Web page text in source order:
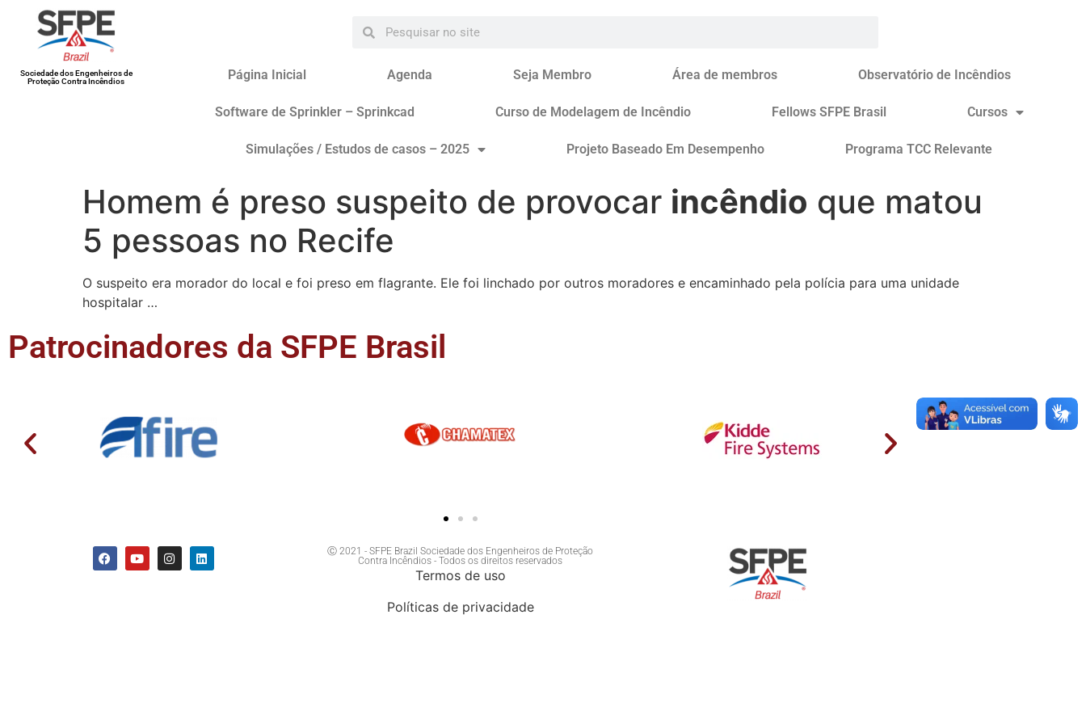
Sociedade dos Engenheiros de
Proteção Contra Incêndios
Página Inicial Agenda Seja Membro Área de membros Observatório de Incêndios
Software de Sprinkler – Sprinkcad Curso de Modelagem de Incêndio Fellows SFPE Brasil Cursos
Simulações / Estudos de casos – 2025 Projeto Baseado Em Desempenho Programa TCC Relevante
Homem é preso suspeito de provocar incêndio que matou
5 pessoas no Recife
O suspeito era morador do local e foi preso em flagrante. Ele foi linchado por outros moradores e encaminhado pela polícia para uma unidade
hospitalar …
Patrocinadores da SFPE Brasil
Ⓒ 2021 - SFPE Brazil Sociedade dos Engenheiros de Proteção
Contra Incêndios - Todos os direitos reservados
Termos de uso
Políticas de privacidade